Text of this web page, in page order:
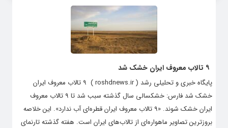
۹ تالاب معروف ایران خشک شد
پایگاه خبری و تحلیلی رشد ( roshdnews.ir ) ۹ تالاب معروف ایران
خشک شد فارس: خشکسالی سال گذشته سبب شد تا ۹ تالاب معروف
ایران خشک شوند. «۹ تالاب معروف ایران قطره‌ای آب ندارد». این خلاصه
بروزترین تصاویر ماهواره‌ای از تالاب‌های ایران است. هفته گذشته تارنمای